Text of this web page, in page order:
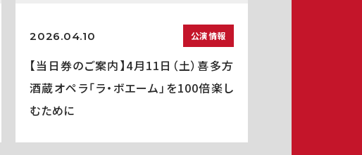
2026.04.10 公演情報
【当日券のご案内】4月11日（土）喜多方
酒蔵オペラ「ラ・ボエーム」を100倍楽し
むために